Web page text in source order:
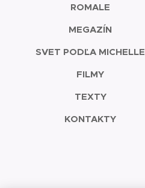
ROMALE
MEGAZÍN
SVET PODĽA MICHELLE
FILMY
TEXTY
KONTAKTY